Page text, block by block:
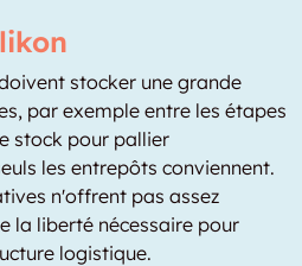
stocker une grande
par exemple entre les étapes
stock pour pallier
les entrepôts conviennent.
n'offrent pas assez
la liberté nécessaire pour
logistique.